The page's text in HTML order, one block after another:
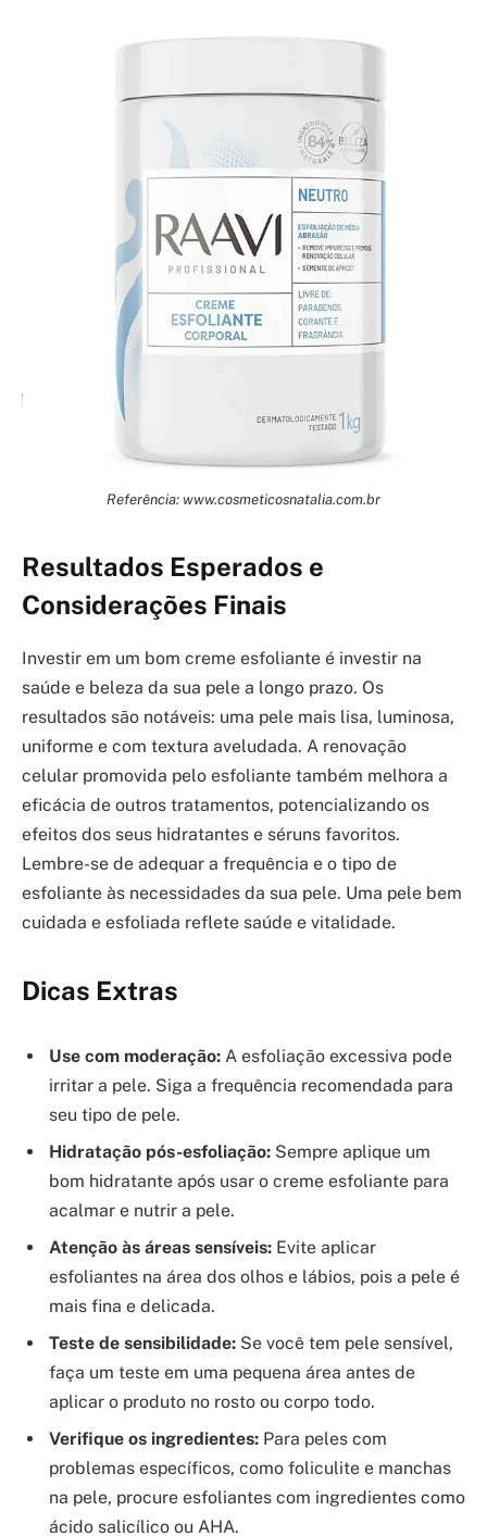
Referência: www.cosmeticosnatalia.com.br
Resultados Esperados e
Considerações Finais
Investir em um bom creme esfoliante é investir na
saúde e beleza da sua pele a longo prazo. Os
resultados são notáveis: uma pele mais lisa, luminosa,
uniforme e com textura aveludada. A renovação
celular promovida pelo esfoliante também melhora a
eficácia de outros tratamentos, potencializando os
efeitos dos seus hidratantes e séruns favoritos.
Lembre-se de adequar a frequência e o tipo de
esfoliante às necessidades da sua pele. Uma pele bem
cuidada e esfoliada reflete saúde e vitalidade.
Dicas Extras
Use com moderação: A esfoliação excessiva pode
irritar a pele. Siga a frequência recomendada para
seu tipo de pele.
Hidratação pós-esfoliação: Sempre aplique um
bom hidratante após usar o creme esfoliante para
acalmar e nutrir a pele.
Atenção às áreas sensíveis: Evite aplicar
esfoliantes na área dos olhos e lábios, pois a pele é
mais fina e delicada.
Teste de sensibilidade: Se você tem pele sensível,
faça um teste em uma pequena área antes de
aplicar o produto no rosto ou corpo todo.
Verifique os ingredientes: Para peles com
problemas específicos, como foliculite e manchas
na pele, procure esfoliantes com ingredientes como
ácido salicílico ou AHA.